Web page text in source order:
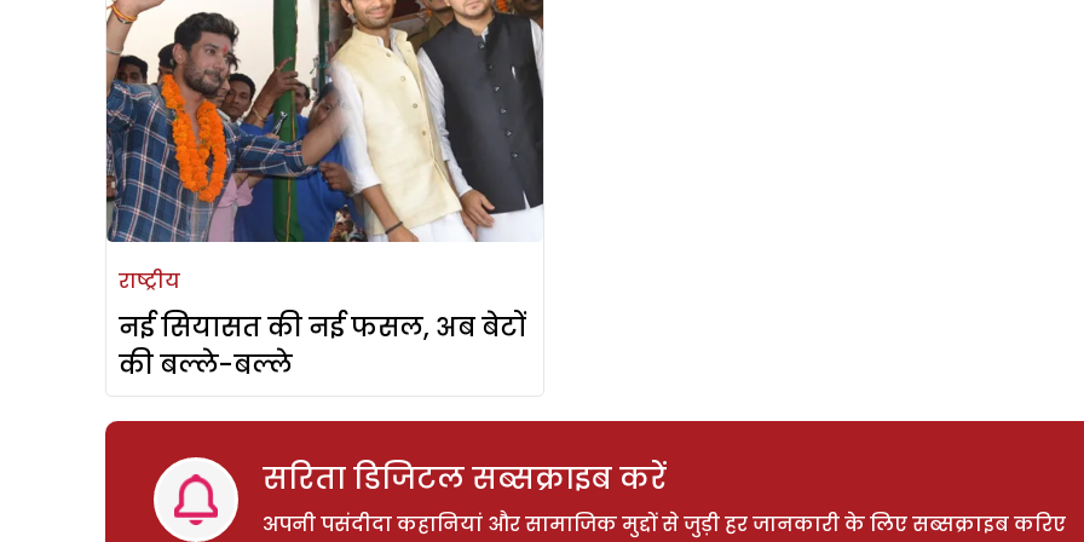
राष्ट्रीय
नई सियासत की नई फसल, अब बेटों
की बल्ले-बल्ले
सरिता डिजिटल सब्सक्राइब करें
अपनी पसंदीदा कहानियां और सामाजिक मुद्दों से जुड़ी हर जानकारी के लिए सब्सक्राइब करिए